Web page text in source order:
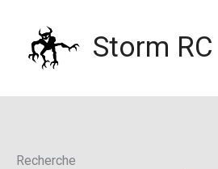
contenu
Storm RC
Recherche